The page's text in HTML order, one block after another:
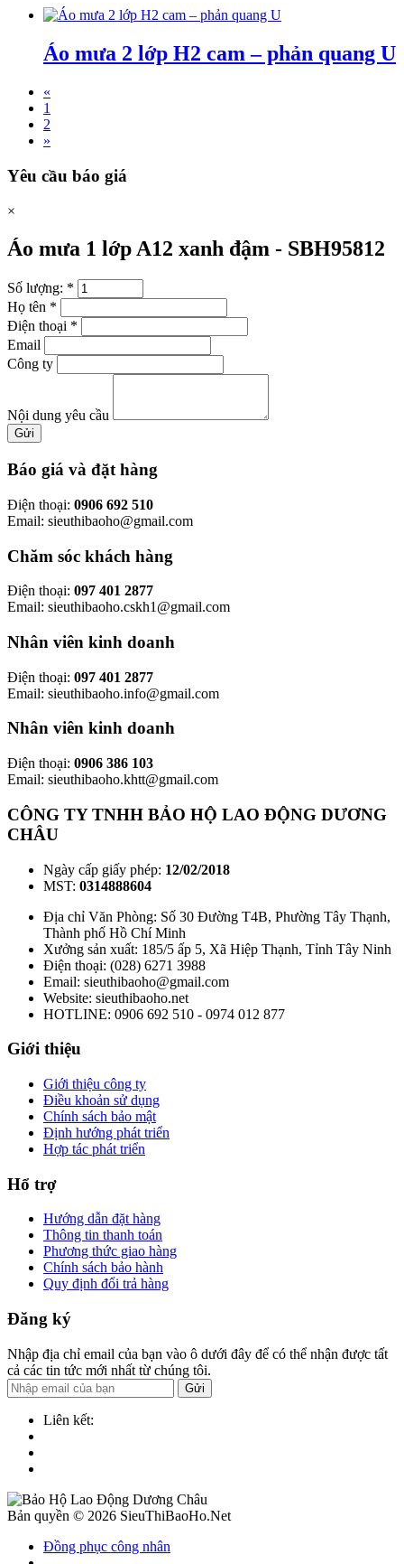
Áo mưa 2 lớp H2 cam – phản quang U
«
1
2
»
Yêu cầu báo giá
×
Áo mưa 1 lớp A12 xanh đậm - SBH95812
Số lượng: *
Họ tên *
Điện thoại *
Email
Công ty
Nội dung yêu cầu
Gửi
Báo giá và đặt hàng
Điện thoại: 0906 692 510
Email: sieuthibaoho@gmail.com
Chăm sóc khách hàng
Điện thoại: 097 401 2877
Email: sieuthibaoho.cskh1@gmail.com
Nhân viên kinh doanh
Điện thoại: 097 401 2877
Email: sieuthibaoho.info@gmail.com
Nhân viên kinh doanh
Điện thoại: 0906 386 103
Email: sieuthibaoho.khtt@gmail.com
CÔNG TY TNHH BẢO HỘ LAO ĐỘNG DƯƠNG
CHÂU
Ngày cấp giấy phép: 12/02/2018
MST: 0314888604
Địa chỉ Văn Phòng: Số 30 Đường T4B, Phường Tây Thạnh,
Thành phố Hồ Chí Minh
Xưởng sản xuất: 185/5 ấp 5, Xã Hiệp Thạnh, Tỉnh Tây Ninh
Điện thoại: (028) 6271 3988
Email: sieuthibaoho@gmail.com
Website: sieuthibaoho.net
HOTLINE: 0906 692 510 - 0974 012 877
Giới thiệu
Giới thiệu công ty
Điều khoản sử dụng
Chính sách bảo mật
Định hướng phát triển
Hợp tác phát triển
Hổ trợ
Hướng dẫn đặt hàng
Thông tin thanh toán
Phương thức giao hàng
Chính sách bảo hành
Quy định đổi trả hàng
Đăng ký
Nhập địa chỉ email của bạn vào ô dưới đây để có thể nhận được tất
cả các tin tức mới nhất từ chúng tôi.
Gửi
Liên kết:
Bản quyền © 2026 SieuThiBaoHo.Net
Đồng phục công nhân